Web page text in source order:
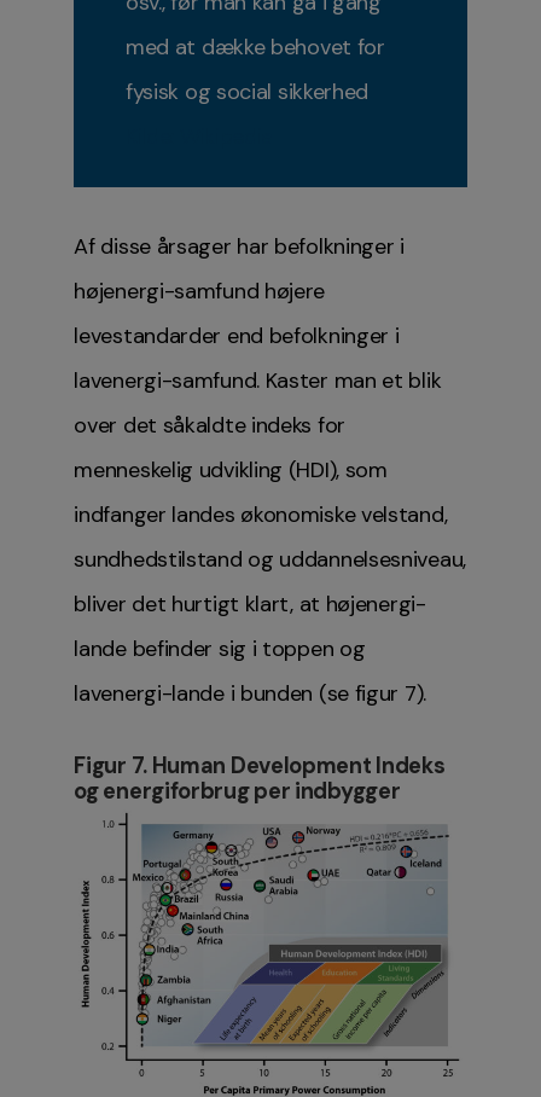
med at dække behovet for
fysisk og social sikkerhed
Af disse årsager har befolkninger i
højenergi-samfund højere
levestandarder end befolkninger i
lavenergi-samfund. Kaster man et blik
over det såkaldte indeks for
menneskelig udvikling (HDI), som
indfanger landes økonomiske velstand,
sundhedstilstand og uddannelsesniveau,
bliver det hurtigt klart, at højenergi-
lande befinder sig i toppen og
lavenergi-lande i bunden (se figur 7).
Figur 7. Human Development Indeks
og energiforbrug per indbygger